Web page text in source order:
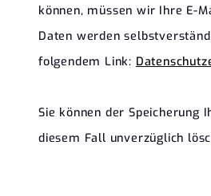
können, müssen wir Ihre E-
Daten werden
folgendem Link:
Sie können der Speicherung
diesem Fall unverzüglich